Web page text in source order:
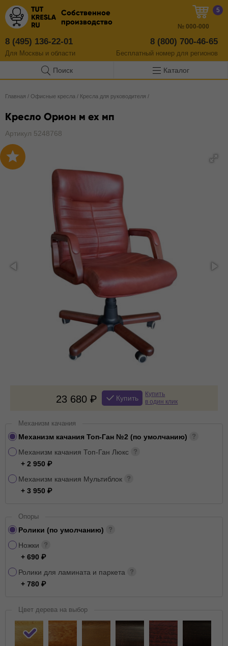
Собственное
производство
8 (495) 136-22-01
Для Москвы и области
8 (800) 700-46-65
Бесплатный номер для регионов
5
№ 000-000
Поиск Каталог
Главная / Офисные кресла / Кресла для руководителя /
Кресло Орион м ех мп
Артикул 5248768
23 680 Купить
Купить
в один клик
Механизм качания
Механизм качания Топ-Ган №2 (по умолчанию)
Механизм качания Топ-Ган Люкс
+ 2 950
Механизм качания Мультиблок
+ 3 950
Опоры
Ролики (по умолчанию)
Ножки
+ 690
Ролики для ламината и паркета
+ 780
Цвет дерева на выбор